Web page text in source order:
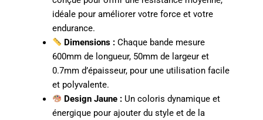
idéale pour améliorer votre force et votre
endurance.
Dimensions : Chaque bande mesure
600mm de longueur, 50mm de largeur et
0.7mm d’épaisseur, pour une utilisation facile
et polyvalente.
Design Jaune : Un coloris dynamique et
énergique pour ajouter du style et de la